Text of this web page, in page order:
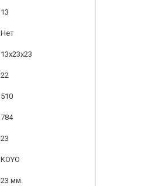
13
Нет
13x23x23
22
510
784
23
KOYO
23 мм.